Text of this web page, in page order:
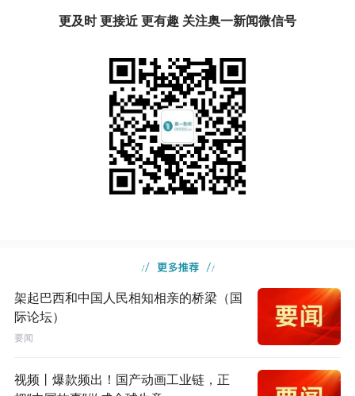
更及时 更接近 更有趣 关注奥一新闻微信号
架起巴西和中国人民相知相亲的桥梁（国
际论坛）
要闻
视频丨爆款频出！国产动画工业链，正